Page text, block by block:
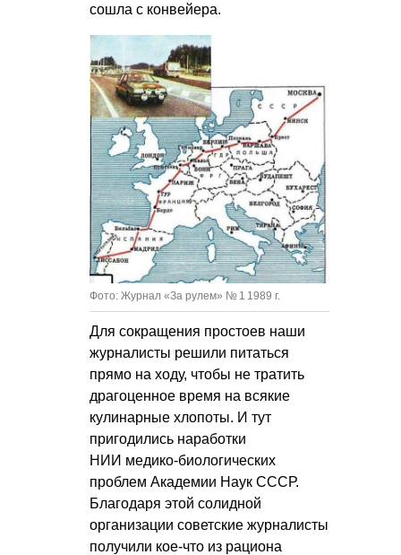
сошла с конвейера.
Фото: Журнал «За рулем» № 1 1989 г.
Для сокращения простоев наши
журналисты решили питаться
прямо на ходу, чтобы не тратить
драгоценное время на всякие
кулинарные хлопоты. И тут
пригодились наработки
НИИ медико-биологических
проблем Академии Наук СССР.
Благодаря этой солидной
организации советские журналисты
получили кое-что из рациона